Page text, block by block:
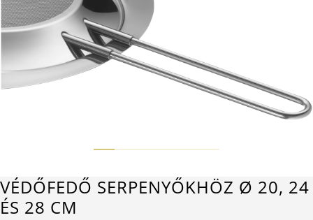
VÉDŐFEDŐ SERPENYŐKHÖZ Ø 20, 24
ÉS 28 CM